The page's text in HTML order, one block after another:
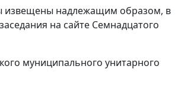
извещены надлежащим образом, в
на сайте Семнадцатого
муниципального унитарного